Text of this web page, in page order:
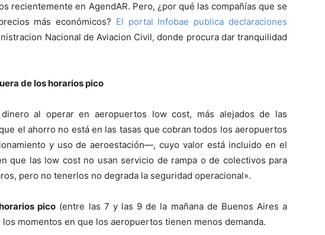
recientemente en AgendAR. Pero, ¿por qué las compañías que se
más económicos? El portal Infobae publica declaraciones
Nacional de Aviacion Civil, donde procura dar tranquilidad
de los horarios pico
dinero al operar en aeropuertos low cost, más alejados de las
el ahorro no está en las tasas que cobran todos los aeropuertos
y uso de aeroestación—, cuyo valor está incluido en el
que las low cost no usan servicio de rampa o de colectivos para
pero no tenerlos no degrada la seguridad operacional».
pico (entre las 7 y las 9 de la mañana de Buenos Aires a
momentos en que los aeropuertos tienen menos demanda.